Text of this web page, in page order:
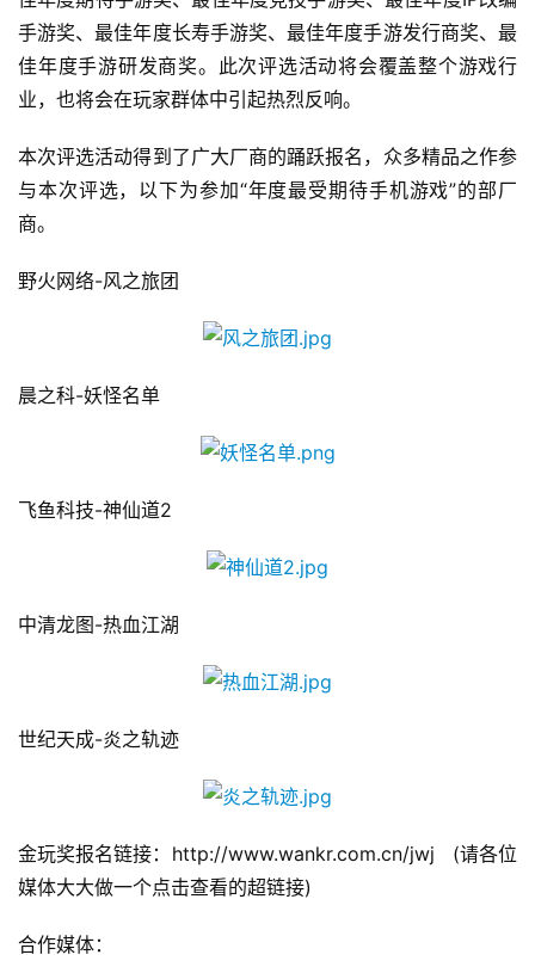
茶
原
创
游
业
界
手
戏
游
闲
2
5
第
十
届
手游奖、最佳年度长寿手游奖、最佳年度手游发行商奖、最
佳年度手游研发商奖。此次评选活动将会覆盖整个游戏行
业，也将会在玩家群体中引起热烈反响。
本次评选活动得到了广大厂商的踊跃报名，众多精品之作参
与本次评选，以下为参加“年度最受期待手机游戏”的部厂
商。
野火网络-风之旅团
晨之科-妖怪名单
飞鱼科技-神仙道2
中清龙图-热血江湖
世纪天成-炎之轨迹
金玩奖报名链接：http://www.wankr.com.cn/jwj   (请各位
媒体大大做一个点击查看的超链接)
合作媒体：